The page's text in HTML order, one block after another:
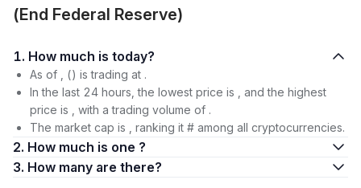
(End Federal Reserve)
1. How much is today?
As of , () is trading at .
In the last 24 hours, the lowest price is , and the highest
price is , with a trading volume of .
The market cap is , ranking it # among all cryptocurrencies.
2. How much is one ?
3. How many are there?